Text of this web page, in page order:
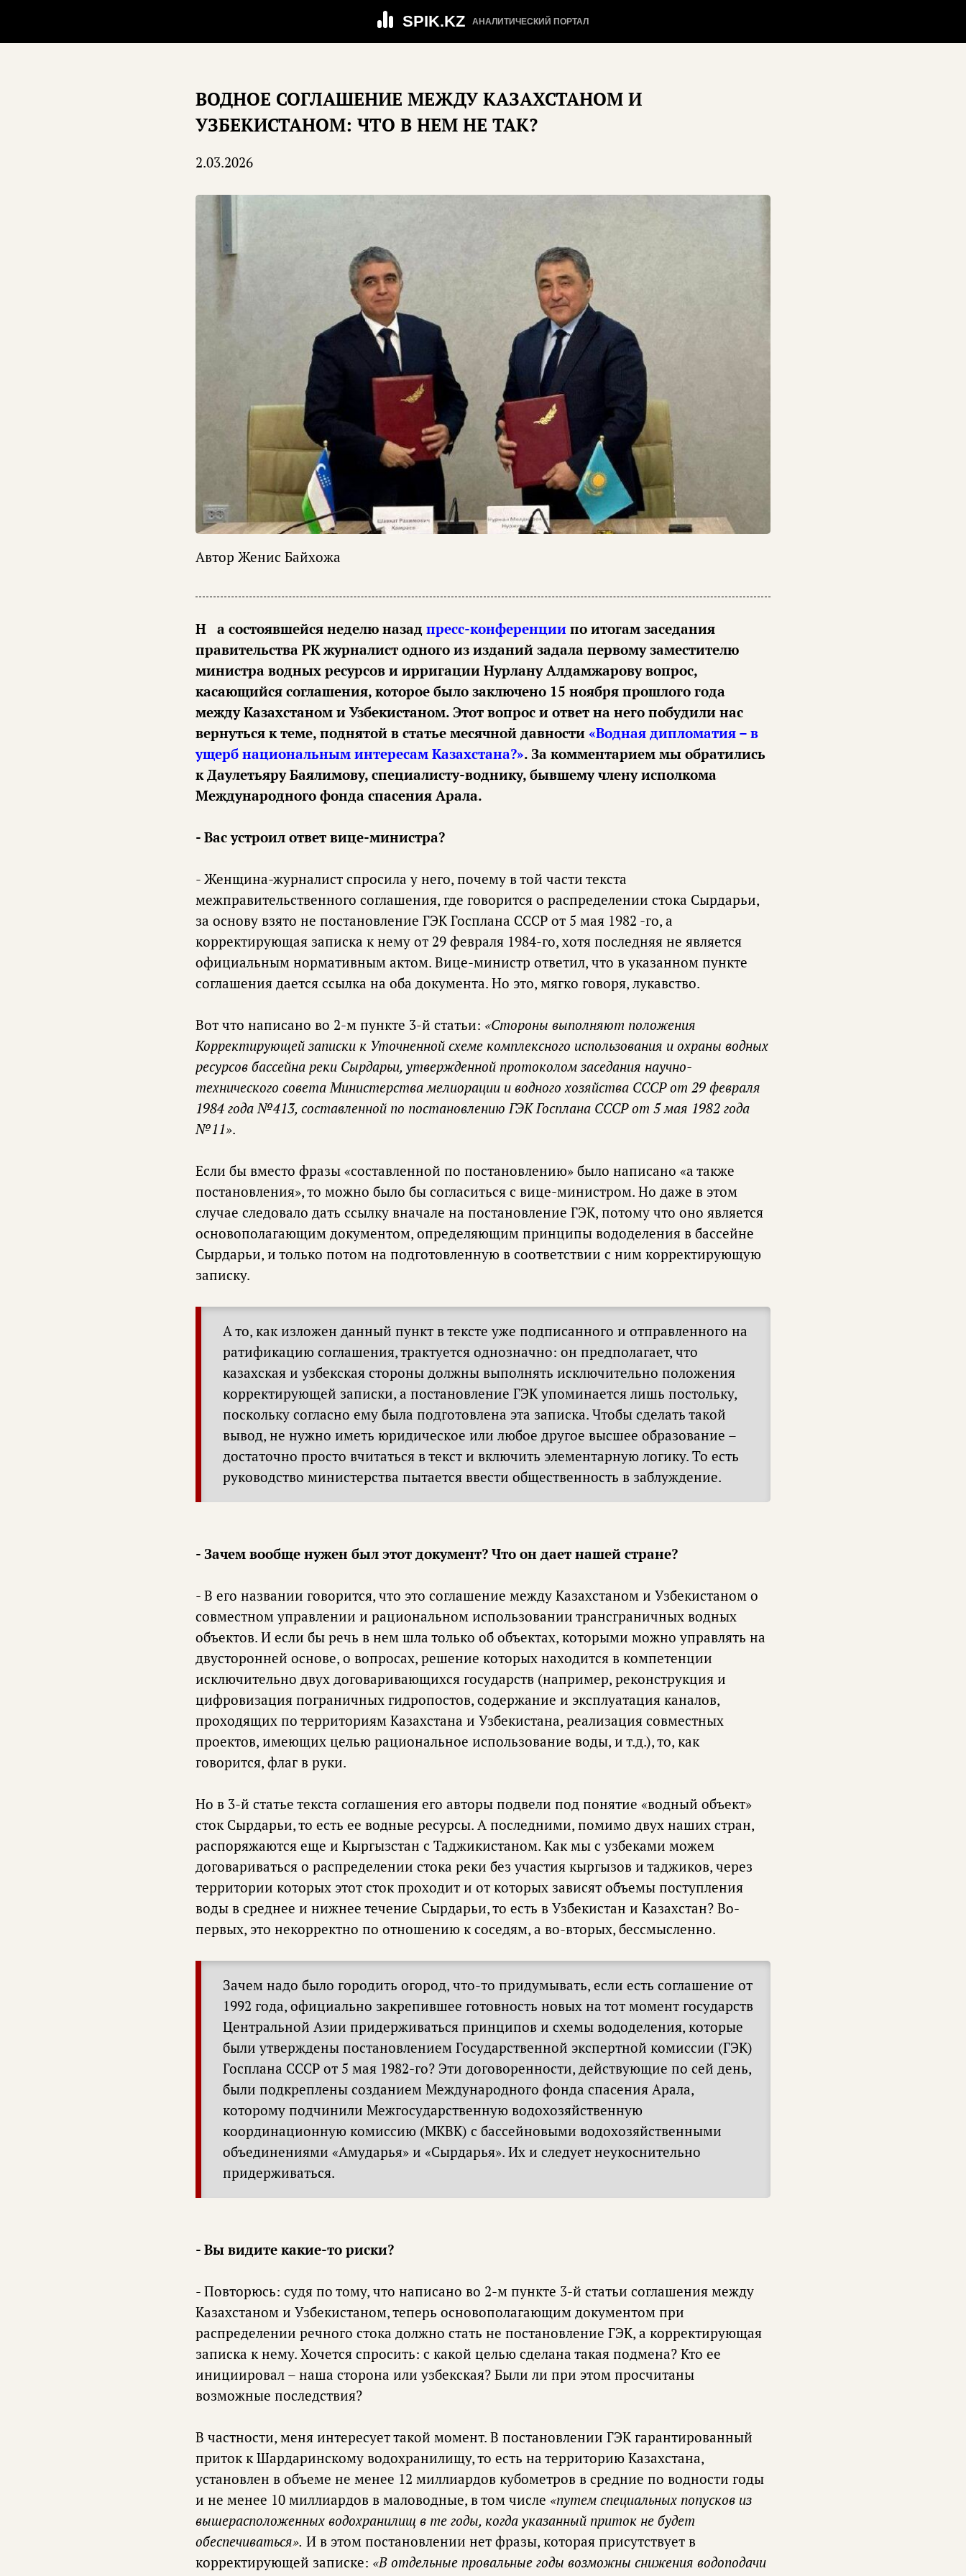
SPIK.KZ АНАЛИТИЧЕСКИЙ ПОРТАЛ
ВОДНОЕ СОГЛАШЕНИЕ МЕЖДУ КАЗАХСТАНОМ И
УЗБЕКИСТАНОМ: ЧТО В НЕМ НЕ ТАК?
2.03.2026
Автор Женис Байхожа
На состоявшейся неделю назадпресс-конференциипо итогам заседания
правительства РК журналист одного из изданий задала первому заместителю
министра водных ресурсов и ирригации Нурлану Алдамжарову вопрос,
касающийся соглашения, которое было заключено 15 ноября прошлого года
между Казахстаном и Узбекистаном. Этот вопрос и ответ на него побудили нас
вернуться к теме, поднятой в статье месячной давности«Водная дипломатия – в
ущерб национальным интересам Казахстана?». За комментарием мы обратились
к Даулетьяру Баялимову, специалисту-воднику, бывшему члену исполкома
Международного фонда спасения Арала.
- Вас устроил ответ вице-министра?
- Женщина-журналист спросила у него, почему в той части текста
межправительственного соглашения, где говорится о распределении стока Сырдарьи,
за основу взято не постановление ГЭК Госплана СССР от 5 мая 1982 -го, а
корректирующая записка к нему от 29 февраля 1984-го, хотя последняя не является
официальным нормативным актом. Вице-министр ответил, что в указанном пункте
соглашения дается ссылка на оба документа. Но это, мягко говоря, лукавство.
Вот что написано во 2-м пункте 3-й статьи: «Стороны выполняют положения
Корректирующей записки к Уточненной схеме комплексного использования и охраны водных
ресурсов бассейна реки Сырдарьи, утвержденной протоколом заседания научно-
технического совета Министерства мелиорации и водного хозяйства СССР от 29 февраля
1984 года №413, составленной по постановлению ГЭК Госплана СССР от 5 мая 1982 года
№11».
Если бы вместо фразы «составленной по постановлению» было написано «а также
постановления», то можно было бы согласиться с вице-министром. Но даже в этом
случае следовало дать ссылку вначале на постановление ГЭК, потому что оно является
основополагающим документом, определяющим принципы вододеления в бассейне
Сырдарьи, и только потом на подготовленную в соответствии с ним корректирующую
записку.
А то, как изложен данный пункт в тексте уже подписанного и отправленного на
ратификацию соглашения, трактуется однозначно: он предполагает, что
казахская и узбекская стороны должны выполнять исключительно положения
корректирующей записки, а постановление ГЭК упоминается лишь постольку,
поскольку согласно ему была подготовлена эта записка. Чтобы сделать такой
вывод, не нужно иметь юридическое или любое другое высшее образование –
достаточно просто вчитаться в текст и включить элементарную логику. То есть
руководство министерства пытается ввести общественность в заблуждение.
- Зачем вообще нужен был этот документ? Что он дает нашей стране?
- В его названии говорится, что это соглашение между Казахстаном и Узбекистаном о
совместном управлении и рациональном использовании трансграничных водных
объектов. И если бы речь в нем шла только об объектах, которыми можно управлять на
двусторонней основе, о вопросах, решение которых находится в компетенции
исключительно двух договаривающихся государств (например, реконструкция и
цифровизация пограничных гидропостов, содержание и эксплуатация каналов,
проходящих по территориям Казахстана и Узбекистана, реализация совместных
проектов, имеющих целью рациональное использование воды, и т.д.), то, как
говорится, флаг в руки.
Но в 3-й статье текста соглашения его авторы подвели под понятие «водный объект»
сток Сырдарьи, то есть ее водные ресурсы. А последними, помимо двух наших стран,
распоряжаются еще и Кыргызстан с Таджикистаном. Как мы с узбеками можем
договариваться о распределении стока реки без участия кыргызов и таджиков, через
территории которых этот сток проходит и от которых зависят объемы поступления
воды в среднее и нижнее течение Сырдарьи, то есть в Узбекистан и Казахстан? Во-
первых, это некорректно по отношению к соседям, а во-вторых, бессмысленно.
Зачем надо было городить огород, что-то придумывать, если есть соглашение от
1992 года, официально закрепившее готовность новых на тот момент государств
Центральной Азии придерживаться принципов и схемы вододеления, которые
были утверждены постановлением Государственной экспертной комиссии (ГЭК)
Госплана СССР от 5 мая 1982-го? Эти договоренности, действующие по сей день,
были подкреплены созданием Международного фонда спасения Арала,
которому подчинили Межгосударственную водохозяйственную
координационную комиссию (МКВК) с бассейновыми водохозяйственными
объединениями «Амударья» и «Сырдарья». Их и следует неукоснительно
придерживаться.
- Вы видите какие-то риски?
- Повторюсь: судя по тому, что написано во 2-м пункте 3-й статьи соглашения между
Казахстаном и Узбекистаном, теперь основополагающим документом при
распределении речного стока должно стать не постановление ГЭК, а корректирующая
записка к нему. Хочется спросить: с какой целью сделана такая подмена? Кто ее
инициировал – наша сторона или узбекская? Были ли при этом просчитаны
возможные последствия?
В частности, меня интересует такой момент. В постановлении ГЭК гарантированный
приток к Шардаринскому водохранилищу, то есть на территорию Казахстана,
установлен в объеме не менее 12 миллиардов кубометров в средние по водности годы
и не менее 10 миллиардов в маловодные, в том числе «путем специальных попусков из
вышерасположенных водохранилищ в те годы, когда указанный приток не будет
обеспечиваться». И в этом постановлении нет фразы, которая присутствует в
корректирующей записке: «В отдельные провальные годы возможны снижения водоподачи